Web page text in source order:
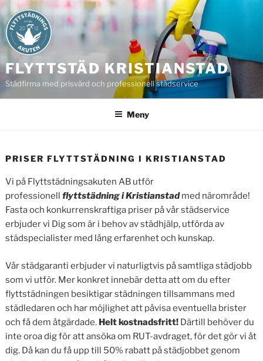
Hoppa
till
innehåll
FLYTTSTÄD KRISTIANSTAD
Städfirma med prisvärd och professionell städservice
Meny
PRISER FLYTTSTÄDNING I KRISTIANSTAD
Vi på Flyttstädningsakuten AB utför
professionell flyttstädning i Kristianstadmed närområde!
Fasta och konkurrenskraftiga priser på vår städservice
erbjuder vi Dig som är i behov av städhjälp, utförda av
städspecialister med lång erfarenhet och kunskap.
Vår städgaranti erbjuder vi naturligtvis på samtliga städjobb
som vi utför. Mer konkret innebär detta att om du efter
flyttstädningen besiktigar städningen tillsammans med
städledaren och har möjlighet att påvisa eventuella brister
och få dem åtgärdade. Helt kostnadsfritt! Därtill behöver du
inte oroa dig för att ansöka om RUT-avdraget, för det gör vi åt
dig. Då kan du få upp till 50% rabatt på städjobbet genom